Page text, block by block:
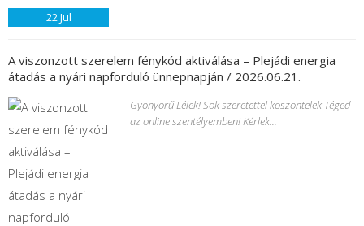
22Jul
A viszonzott szerelem fénykód aktiválása – Plejádi energia
átadás a nyári napforduló ünnepnapján / 2026.06.21.
Gyönyörű Lélek! Sok szeretettel köszöntelek Téged
az online szentélyemben! Kérlek...